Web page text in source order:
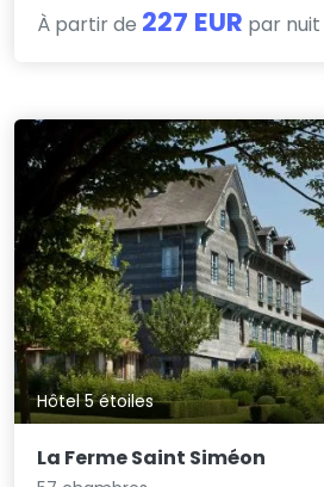
À partir de 227 EUR par nuit
Hôtel 5 étoiles
La Ferme Saint Siméon